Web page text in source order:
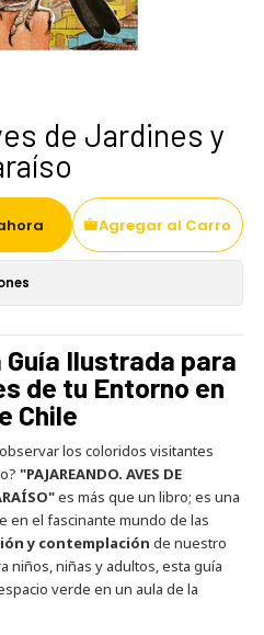
de Jardines y
Agregar al Carro
Ilustrada para
de tu Entorno en
Chile
los coloridos visitantes
"PAJAREANDO. AVES DE
es más que un libro; es una
en el fascinante mundo de las
y contemplación de nuestro
niños, niñas y adultos, esta guía
verde en un aula de la